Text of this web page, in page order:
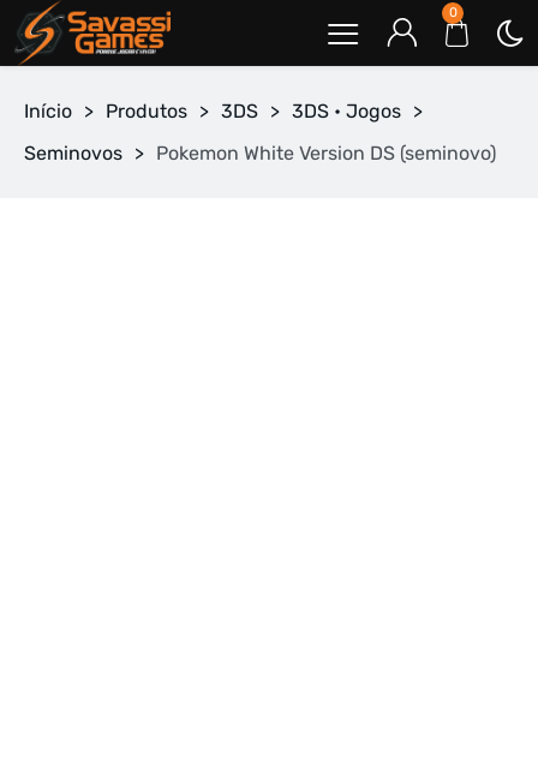
0
Início > Produtos > 3DS > 3DS • Jogos >
Seminovos > Pokemon White Version DS (seminovo)